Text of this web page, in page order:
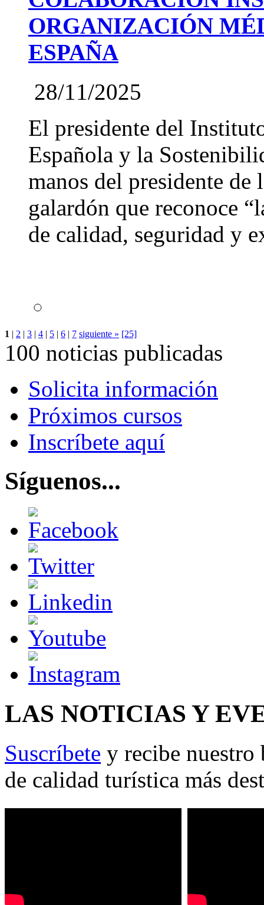
ORGANIZACIÓN
ESPAÑA
28/11/2025
El presidente del
Española y la
manos del presidente de
galardón que reconoce
de calidad, seguridad y
1 | 2 | 3 | 4 | 5 | 6 | 7 siguiente » [25]
100 noticias publicadas
Solicita información
Próximos cursos
Inscríbete aquí
Síguenos...
LAS NOTICIAS Y
Suscríbete y recibe nuestro
de calidad turística más